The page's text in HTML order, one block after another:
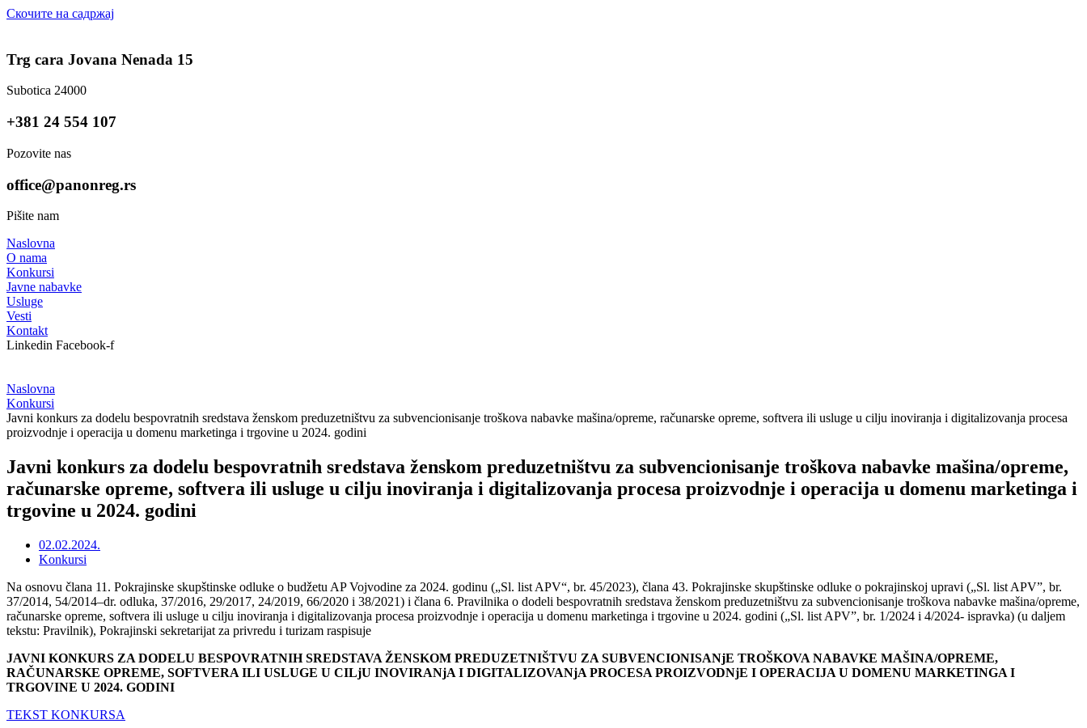
Скочите на садржај
Trg cara Jovana Nenada 15
Subotica 24000
+381 24 554 107
Pozovite nas
office@panonreg.rs
Pišite nam
Naslovna
O nama
Konkursi
Javne nabavke
Usluge
Vesti
Kontakt
Linkedin Facebook-f
Naslovna
Konkursi
Javni konkurs za dodelu bespovratnih sredstava ženskom preduzetništvu za subvencionisanje troškova nabavke mašina/opreme, računarske opreme, softvera ili usluge u cilju inoviranja i digitalizovanja procesa
proizvodnje i operacija u domenu marketinga i trgovine u 2024. godini
Javni konkurs za dodelu bespovratnih sredstava ženskom preduzetništvu za subvencionisanje troškova nabavke mašina/opreme,
računarske opreme, softvera ili usluge u cilju inoviranja i digitalizovanja procesa proizvodnje i operacija u domenu marketinga i
trgovine u 2024. godini
02.02.2024.
Konkursi
Na osnovu člana 11. Pokrajinske skupštinske odluke o budžetu AP Vojvodine za 2024. godinu („Sl. list APV“, br. 45/2023), člana 43. Pokrajinske skupštinske odluke o pokrajinskoj upravi („Sl. list APV”, br.
37/2014, 54/2014‒dr. odluka, 37/2016, 29/2017, 24/2019, 66/2020 i 38/2021) i člana 6. Pravilnika o dodeli bespovratnih sredstava ženskom preduzetništvu za subvencionisanje troškova nabavke mašina/opreme,
računarske opreme, softvera ili usluge u cilju inoviranja i digitalizovanja procesa proizvodnje i operacija u domenu marketinga i trgovine u 2024. godini („Sl. list APV”, br. 1/2024 i 4/2024- ispravka) (u daljem
tekstu: Pravilnik), Pokrajinski sekretarijat za privredu i turizam raspisuje
JAVNI KONKURS ZA DODELU BESPOVRATNIH SREDSTAVA ŽENSKOM PREDUZETNIŠTVU ZA SUBVENCIONISANjE TROŠKOVA NABAVKE MAŠINA/OPREME,
RAČUNARSKE OPREME, SOFTVERA ILI USLUGE U CILjU INOVIRANjA I DIGITALIZOVANjA PROCESA PROIZVODNjE I OPERACIJA U DOMENU MARKETINGA I
TRGOVINE U 2024. GODINI
TEKST KONKURSA